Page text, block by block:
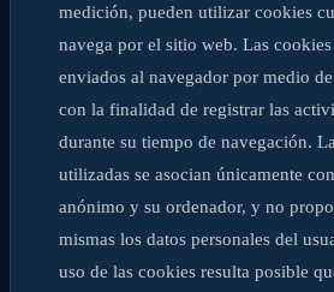
medición, pueden utilizar cookies
navega por el sitio web. Las
enviados al navegador por medio
con la finalidad de registrar las
durante su tiempo de navegación.
utilizadas se asocian únicamente
anónimo y su ordenador, y no
mismas los datos personales del
uso de las cookies resulta posible